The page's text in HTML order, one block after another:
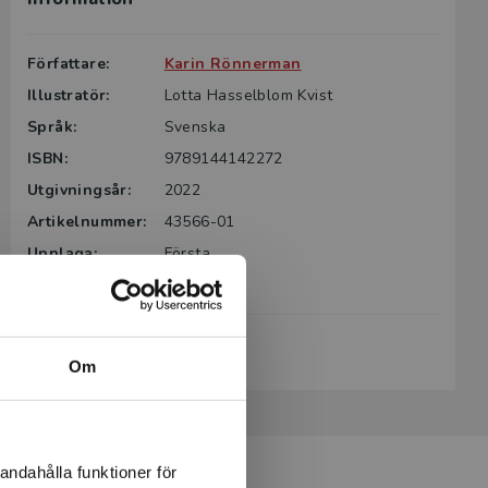
Om
funktioner för
Författare:
Karin Rönnerman
Illustratör:
Lotta Hasselblom Kvist
Språk:
Svenska
ISBN:
9789144142272
Utgivningsår:
2022
Artikelnummer:
43566-01
Upplaga:
Första
136
Köp- och leveransvillkor